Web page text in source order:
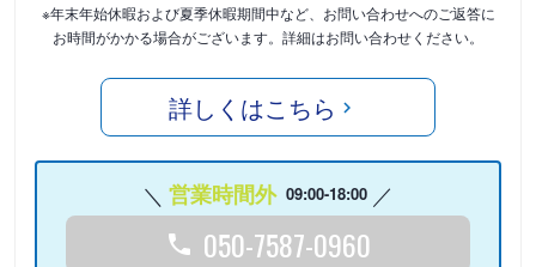
※年末年始休暇および夏季休暇期間中など、お問い合わせへのご返答に
お時間がかかる場合がございます。詳細はお問い合わせください。
詳しくはこちら
営業時間外 09:00-18:00
050-7587-0960